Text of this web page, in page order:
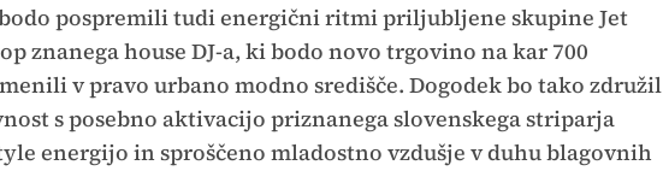
pospremili tudi energični ritmi priljubljene skupine Jet
znanega house DJ-a, ki bodo novo trgovino na kar 700
v pravo urbano modno središče. Dogodek bo tako združil
s posebno aktivacijo priznanega slovenskega striparja
energijo in sproščeno mladostno vzdušje v duhu blagovnih